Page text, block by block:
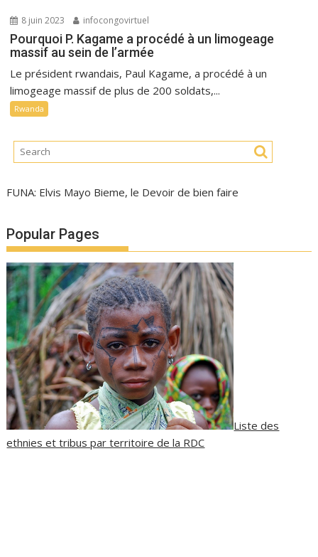
8 juin 2023 infocongovirtuel
Pourquoi P. Kagame a procédé à un limogeage
massif au sein de l’armée
Le président rwandais, Paul Kagame, a procédé à un
limogeage massif de plus de 200 soldats,...
Rwanda
FUNA: Elvis Mayo Bieme, le Devoir de bien faire
Popular Pages
Liste des
ethnies et tribus par territoire de la RDC